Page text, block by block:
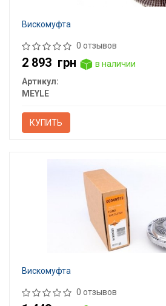
Вискомуфта
0 отзывов
2 893 грн
в наличии
Артикул:
MEYLE
КУПИТЬ
Вискомуфта
0 отзывов